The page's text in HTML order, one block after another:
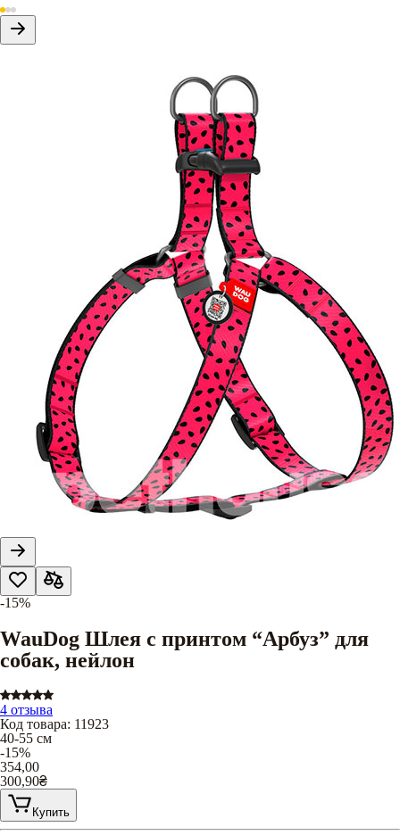
-15%
WauDog Шлея с принтом “Арбуз” для
собак, нейлон
4 отзыва
Код товара: 11923
40-55 см
-15%
354,00
300,90₴
Купить